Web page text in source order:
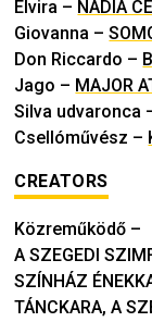
Elvira – NADIA
Giovanna –
Don Riccardo –
Jago – MAJOR
Silva udvaronca
Csellóművész –
CREATORS
Közreműködő –
A SZEGEDI
SZÍNHÁZ
TÁNCKARA, A